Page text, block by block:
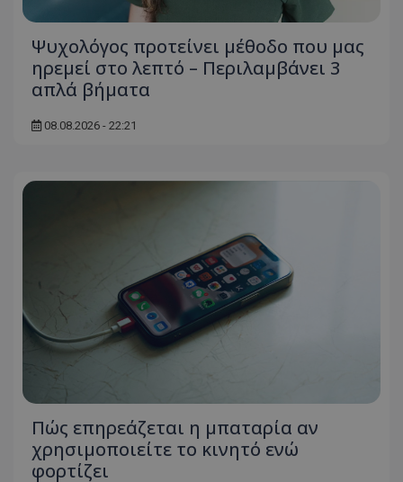
Ψυχολόγος προτείνει μέθοδο που μας
ηρεμεί στο λεπτό – Περιλαμβάνει 3
απλά βήματα
08.08.2026 - 22:21
Πώς επηρεάζεται η μπαταρία αν
χρησιμοποιείτε το κινητό ενώ
φορτίζει